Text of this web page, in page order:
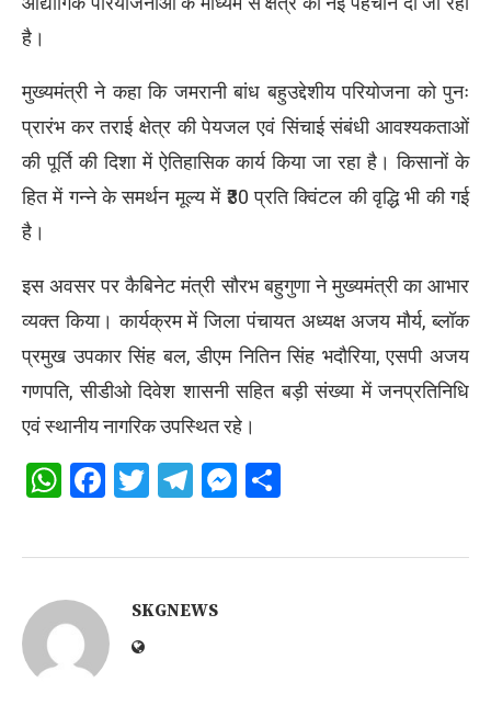
है।
मुख्यमंत्री ने कहा कि जमरानी बांध बहुउद्देशीय परियोजना को पुनः
प्रारंभ कर तराई क्षेत्र की पेयजल एवं सिंचाई संबंधी आवश्यकताओं
की पूर्ति की दिशा में ऐतिहासिक कार्य किया जा रहा है। किसानों के
हित में गन्ने के समर्थन मूल्य में ₹30 प्रति क्विंटल की वृद्धि भी की गई
है।
इस अवसर पर कैबिनेट मंत्री सौरभ बहुगुणा ने मुख्यमंत्री का आभार
व्यक्त किया। कार्यक्रम में जिला पंचायत अध्यक्ष अजय मौर्य, ब्लॉक
प्रमुख उपकार सिंह बल, डीएम नितिन सिंह भदौरिया, एसपी अजय
गणपति, सीडीओ दिवेश शासनी सहित बड़ी संख्या में जनप्रतिनिधि
एवं स्थानीय नागरिक उपस्थित रहे।
WhatsApp
Facebook
Twitter
Telegram
Messenger
SKGNEWS